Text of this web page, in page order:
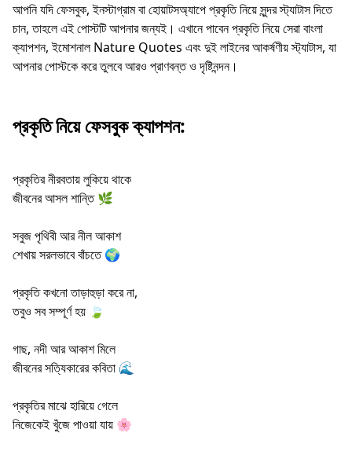
আপনি যদি ফেসবুক, ইনস্টাগ্রাম বা হোয়াটসঅ্যাপে প্রকৃতি নিয়ে সুন্দর স্ট্যাটাস দিতে
চান, তাহলে এই পোস্টটি আপনার জন্যই। এখানে পাবেন প্রকৃতি নিয়ে সেরা বাংলা
ক্যাপশন, ইমোশনাল Nature Quotes এবং দুই লাইনের আকর্ষণীয় স্ট্যাটাস, যা
আপনার পোস্টকে করে তুলবে আরও প্রাণবন্ত ও দৃষ্টিনন্দন।
প্রকৃতি নিয়ে ফেসবুক ক্যাপশন:
প্রকৃতির নীরবতায় লুকিয়ে থাকে
জীবনের আসল শান্তি 🌿
সবুজ পৃথিবী আর নীল আকাশ
শেখায় সরলভাবে বাঁচতে 🌍
প্রকৃতি কখনো তাড়াহুড়া করে না,
তবুও সব সম্পূর্ণ হয় 🍃
গাছ, নদী আর আকাশ মিলে
জীবনের সত্যিকারের কবিতা 🌊
প্রকৃতির মাঝে হারিয়ে গেলে
নিজেকেই খুঁজে পাওয়া যায় 🌸